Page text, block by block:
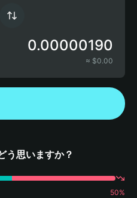
0.00000190
≈ $0.00
う思いますか？
50%